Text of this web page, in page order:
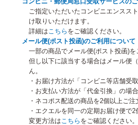
コンビニ・郵便局窓口受取サービスの
ご指定いただいたコンビニエンスス
け取りいただけます。
詳細はこちら をご確認ください。
メール便(ポスト投函)のご利用について
一部の商品でメール便(ポスト投函)を
但し以下に該当する場合はメール便
ん。
・お届け方法が「コンビニ等店舗受
・お支払い方法が「代金引換」の場合
・ネコポス配送の商品を2個以上ご
・エクエルを同一の定期お届け便で
変更方法はこちら をご確認ください。